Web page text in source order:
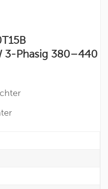
3-Phasig 380–440